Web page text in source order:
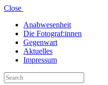
Close
Anabwesenheit
Die Fotograf:innen
Gegenwart
Aktuelles
Impressum